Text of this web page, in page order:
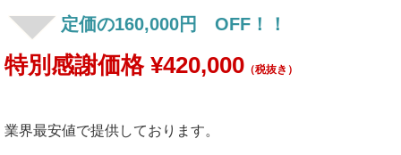
定価の160,000円 OFF！！
特別感謝価格 ¥420,000 （税抜き）
業界最安値で提供しております。